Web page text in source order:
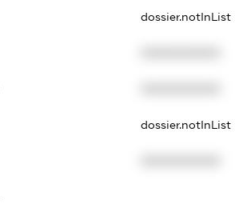
dossier.notInList
dossier.notInList